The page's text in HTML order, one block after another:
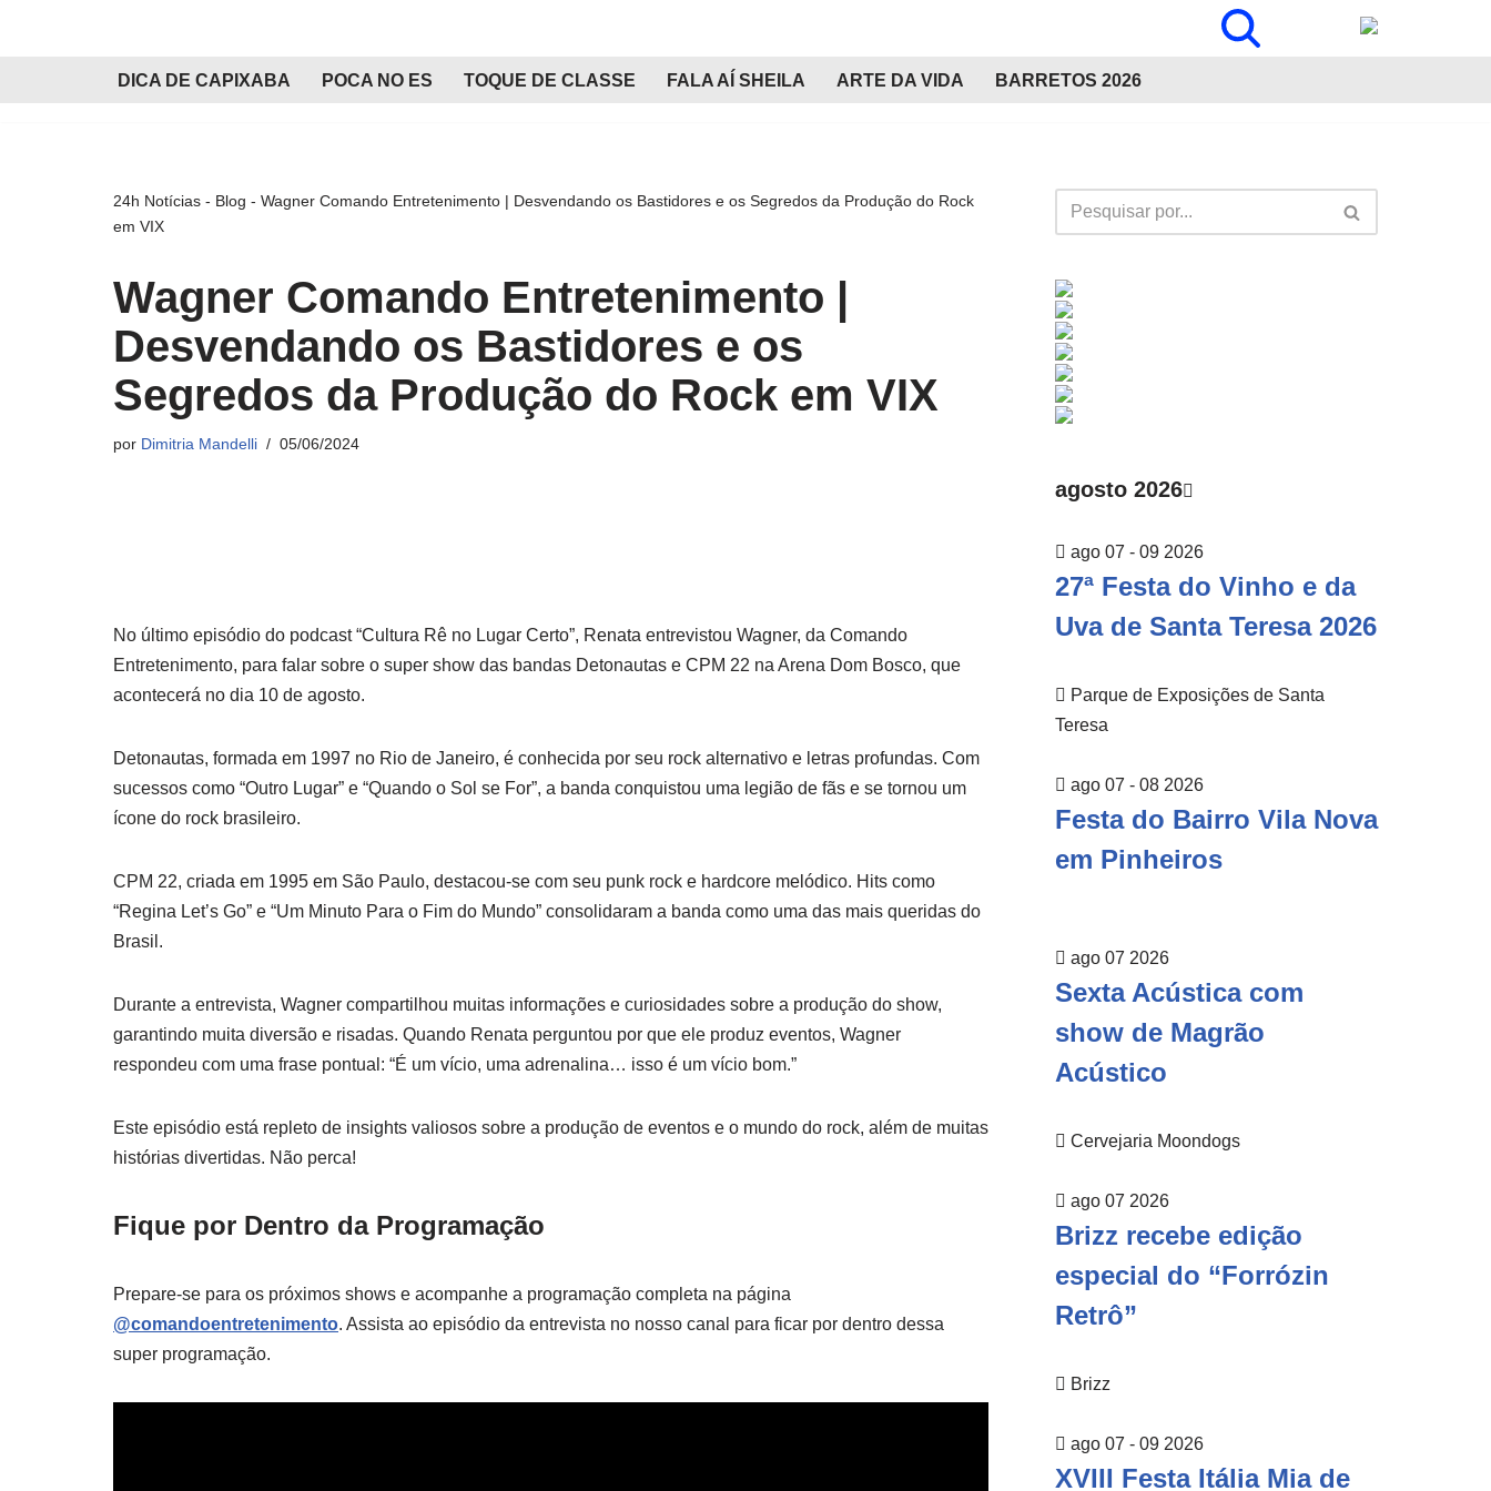
DICA DE CAPIXABA POCA NO ES TOQUE DE CLASSE FALA AÍ SHEILA ARTE DA VIDA BARRETOS 2026
24h Notícias - Blog - Wagner Comando Entretenimento | Desvendando os Bastidores e os Segredos da Produção do Rock
em VIX
Wagner Comando Entretenimento |
Desvendando os Bastidores e os
Segredos da Produção do Rock em VIX
por Dimitria Mandelli 05/06/2024
No último episódio do podcast “Cultura Rê no Lugar Certo”, Renata entrevistou Wagner, da Comando
Entretenimento, para falar sobre o super show das bandas Detonautas e CPM 22 na Arena Dom Bosco, que
acontecerá no dia 10 de agosto.
Detonautas, formada em 1997 no Rio de Janeiro, é conhecida por seu rock alternativo e letras profundas. Com
sucessos como “Outro Lugar” e “Quando o Sol se For”, a banda conquistou uma legião de fãs e se tornou um
ícone do rock brasileiro.
CPM 22, criada em 1995 em São Paulo, destacou-se com seu punk rock e hardcore melódico. Hits como
“Regina Let’s Go” e “Um Minuto Para o Fim do Mundo” consolidaram a banda como uma das mais queridas do
Brasil.
Durante a entrevista, Wagner compartilhou muitas informações e curiosidades sobre a produção do show,
garantindo muita diversão e risadas. Quando Renata perguntou por que ele produz eventos, Wagner
respondeu com uma frase pontual: “É um vício, uma adrenalina… isso é um vício bom.”
Este episódio está repleto de insights valiosos sobre a produção de eventos e o mundo do rock, além de muitas
histórias divertidas. Não perca!
Fique por Dentro da Programação
Prepare-se para os próximos shows e acompanhe a programação completa na página
@comandoentretenimento. Assista ao episódio da entrevista no nosso canal para ficar por dentro dessa
super programação.
agosto 2026
ago 07 - 09 2026
27ª Festa do Vinho e da
Uva de Santa Teresa 2026
Parque de Exposições de Santa
Teresa
ago 07 - 08 2026
Festa do Bairro Vila Nova
em Pinheiros
ago 07 2026
Sexta Acústica com
show de Magrão
Acústico
Cervejaria Moondogs
ago 07 2026
Brizz recebe edição
especial do “Forrózin
Retrô”
Brizz
ago 07 - 09 2026
XVIII Festa Itália Mia de